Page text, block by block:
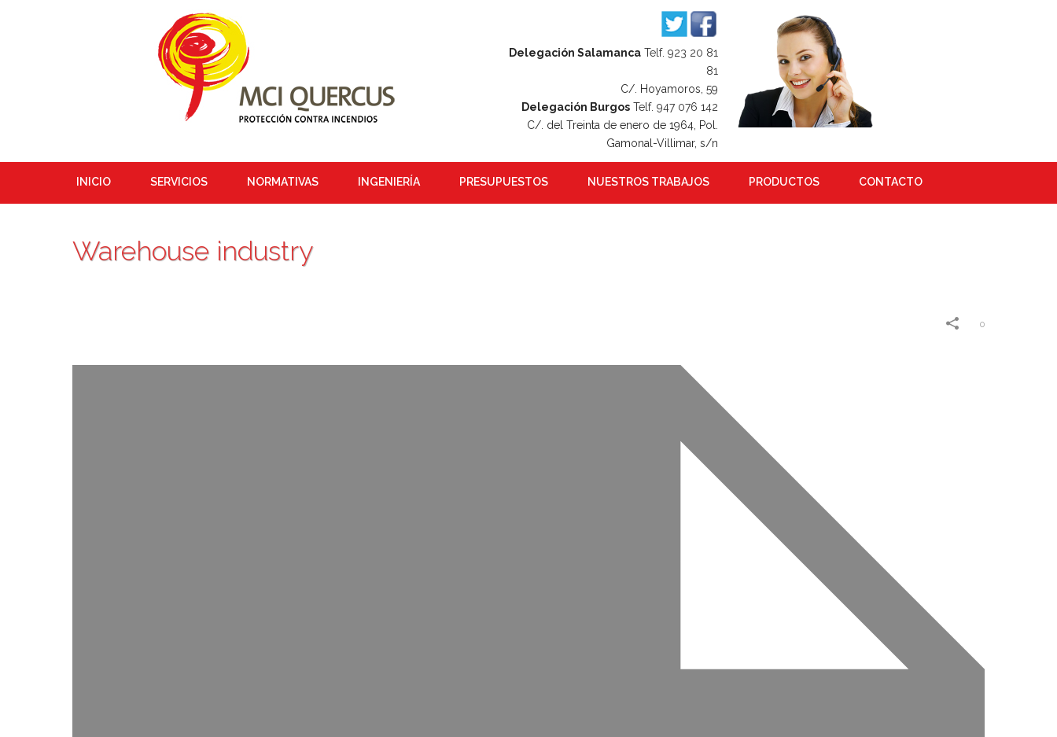
Delegación Salamanca Telf. 923 20 81
81
C/. Hoyamoros, 59
Delegación Burgos Telf. 947 076 142
C/. del Treinta de enero de 1964, Pol.
Gamonal-Villimar, s/n
INICIO SERVICIOS NORMATIVAS INGENIERÍA PRESUPUESTOS NUESTROS TRABAJOS PRODUCTOS CONTACTO
Warehouse industry
0